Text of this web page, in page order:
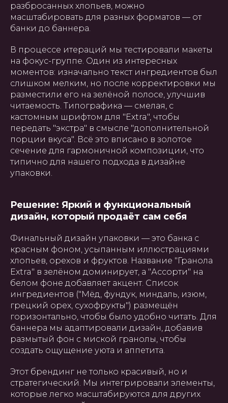
разбросанных хлопьев, можно
масштабировать для разных форматов — от
банки до баннера.
В процессе итераций мы тестировали макеты
на фокус-группе. Один из интересных
моментов: изначально текст ингредиентов был
слишком мелким, но после корректировки мы
разместили его на зелёной полосе, улучшив
читаемость. Типографика — смелая, с
кастомным шрифтом для "Extra", чтобы
передать "экстра" в смысле "дополнительной
порции вкуса". Всё это вписано в золотое
сечение для гармоничной композиции, что
типично для нашего подхода в дизайне
упаковки.
Решение: Яркий и функциональный
дизайн, который продаёт сам себя
Финальный дизайн упаковки — это банка с
красным фоном, усыпанным иллюстрациями
хлопьев, орехов и фруктов. Название "Гранола
Extra" в зелёном доминирует, а "Ассорти" на
белом фоне добавляет акцент. Список
ингредиентов ("Мёд, фундук, миндаль, изюм,
грецкий орех, сухофрукты") размещён
горизонтально, чтобы было удобно читать. Для
баннера мы адаптировали дизайн, добавив
размытый фон с миской гранолы, чтобы
создать ощущение уюта и аппетита.
Этот брендинг не только красивый, но и
стратегический. Мы интегрировали элементы,
которые легко масштабируются для других